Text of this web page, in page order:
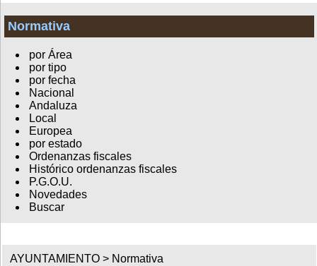
Normativa
por Área
por tipo
por fecha
Nacional
Andaluza
Local
Europea
por estado
Ordenanzas fiscales
Histórico ordenanzas fiscales
P.G.O.U.
Novedades
Buscar
AYUNTAMIENTO > Normativa